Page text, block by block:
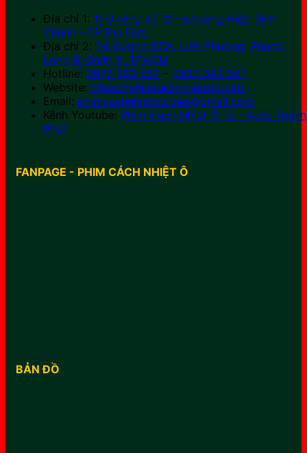
Địa chỉ 1: 11 Đường số 12 - phường Hiệp Bình
Chánh - TP.Thủ Đức
Địa chỉ 2: 24 Đường D5A, Liên Phường, Phước
Long B, Quận 9, TPHCM
Hotline: 0977 383 567 – 0933 383 567
Website: https://phimcachnhietoto.net/
Email: phimcachnhietoto.net@gmail.com
Kênh Youtube: Phim Cách Nhiệt Ô Tô - Auto Thành
Phát
FANPAGE - PHIM CÁCH NHIỆT Ô
BẢN ĐỒ